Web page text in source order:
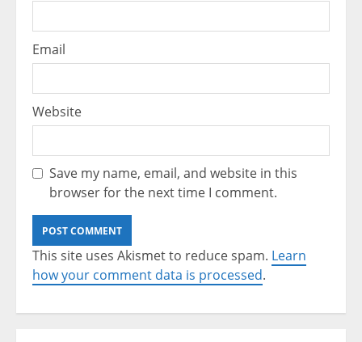
Email
Website
Save my name, email, and website in this
browser for the next time I comment.
This site uses Akismet to reduce spam. Learn
how your comment data is processed.